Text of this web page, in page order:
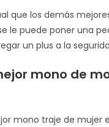
que los demás
le puede poner una
un plus a la
mono de
mono traje de mujer